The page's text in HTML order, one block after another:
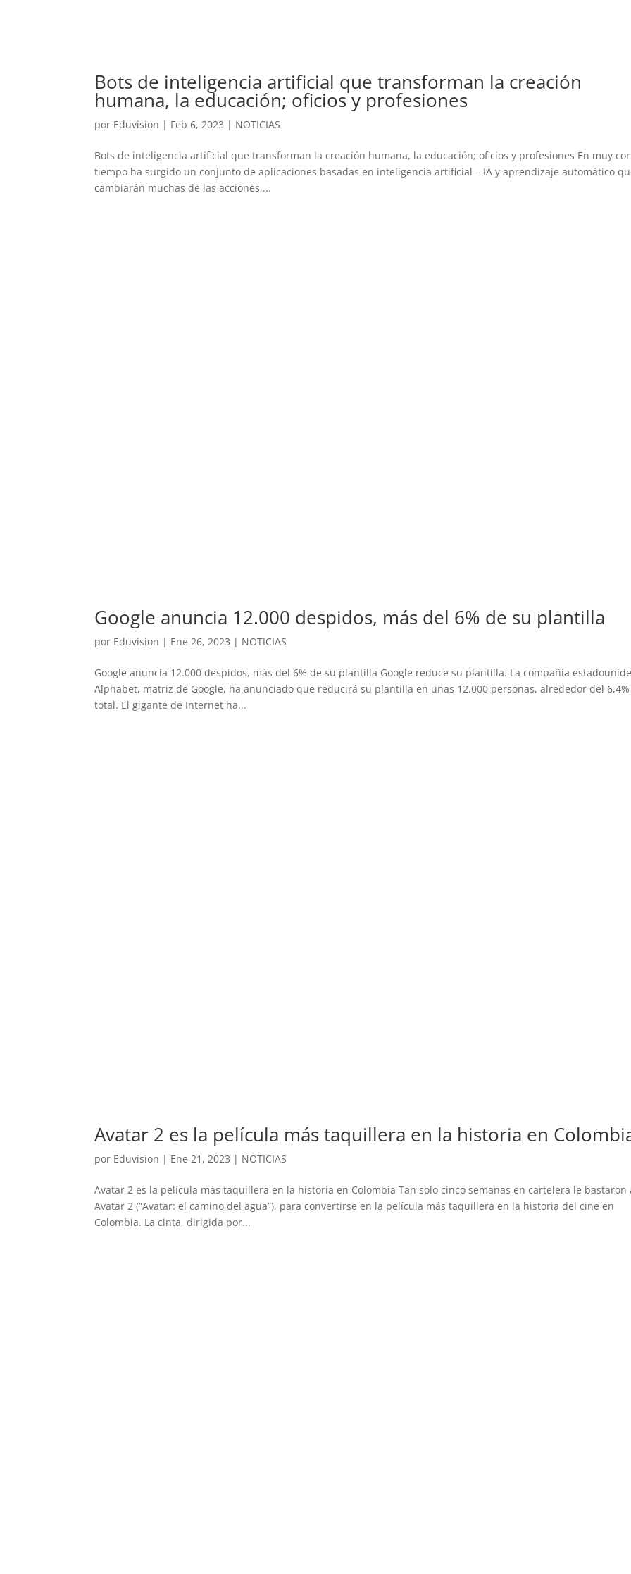
Bots de inteligencia artificial que transforman la creación
humana, la educación; oficios y profesiones
por Eduvision | Feb 6, 2023 | NOTICIAS
Bots de inteligencia artificial que transforman la creación humana, la educación; oficios y profesiones En muy
tiempo ha surgido un conjunto de aplicaciones basadas en inteligencia artificial – IA y aprendizaje automático
cambiarán muchas de las acciones,...
Google anuncia 12.000 despidos, más del 6% de su plantilla
por Eduvision | Ene 26, 2023 | NOTICIAS
Google anuncia 12.000 despidos, más del 6% de su plantilla Google reduce su plantilla. La compañía
Alphabet, matriz de Google, ha anunciado que reducirá su plantilla en unas 12.000 personas, alrededor del
total. El gigante de Internet ha...
Avatar 2 es la película más taquillera en la historia en
por Eduvision | Ene 21, 2023 | NOTICIAS
Avatar 2 es la película más taquillera en la historia en Colombia Tan solo cinco semanas en cartelera le bastaron
Avatar 2 (“Avatar: el camino del agua”), para convertirse en la película más taquillera en la historia del cine en
Colombia. La cinta, dirigida por...